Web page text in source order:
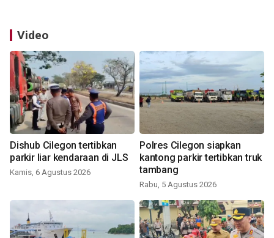
Video
Dishub Cilegon tertibkan
parkir liar kendaraan di JLS
Kamis, 6 Agustus 2026
Polres Cilegon siapkan
kantong parkir tertibkan truk
tambang
Rabu, 5 Agustus 2026